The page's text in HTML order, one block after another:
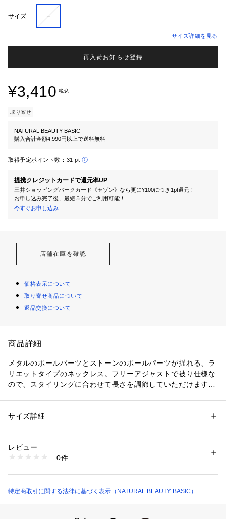
サイズ －
サイズ詳細を見る
再入荷お知らせ登録
¥3,410 税込
取り寄せ
NATURAL BEAUTY BASIC
購入合計金額4,990円以上で送料無料
取得予定ポイント数： 31 pt
提携クレジットカードで還元率UP
三井ショッピングパークカード《セゾン》なら更に¥100につき1pt還元！
お申し込み完了後、最短５分でご利用可能！
今すぐお申し込み
店舗在庫を確認
価格表示について
取り寄せ商品について
返品交換について
商品詳細
メタルのボールパーツとストーンのボールパーツが揺れる、ラ
リエットタイプのネックレス。フリーアジャストで被り仕様な
ので、スタイリングに合わせて長さを調節していただけます。
味と異なって見えることがございます。
性別：レディース
素材：-
洗濯：-
※詳しい洗濯方法については、商品の品質表示タグをご覧ください
0174292800 （ショップ）
サイズ詳細
レビュー
0件
特定商取引に関する法律に基づく表示（NATURAL BEAUTY BASIC）